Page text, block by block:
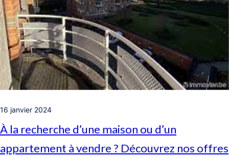
16 janvier 2024
À la recherche d’une maison ou d’un
appartement à vendre ? Découvrez nos offres